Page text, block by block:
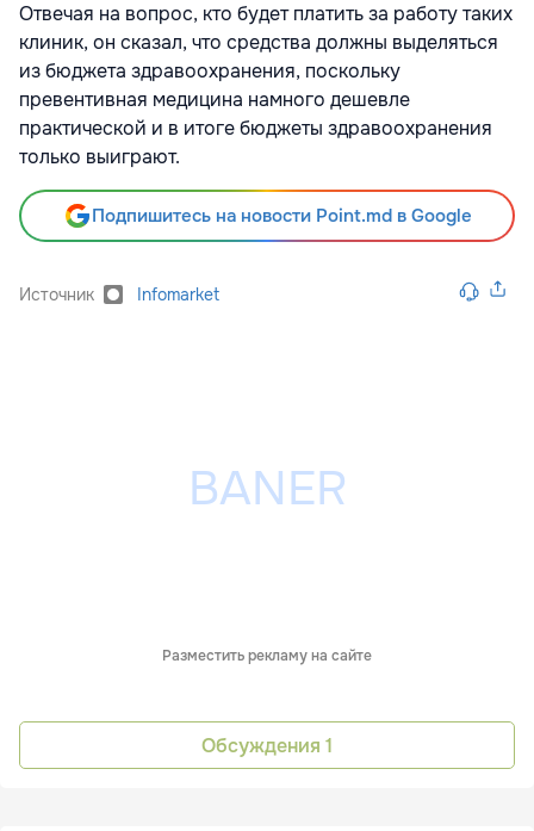
Отвечая на вопрос, кто будет платить за работу таких
клиник, он сказал, что средства должны выделяться
из бюджета здравоохранения, поскольку
превентивная медицина намного дешевле
практической и в итоге бюджеты здравоохранения
только выиграют.
Подпишитесь на новости Point.md в Google
Источник Infomarket
Разместить рекламу на сайте
Обсуждения 1